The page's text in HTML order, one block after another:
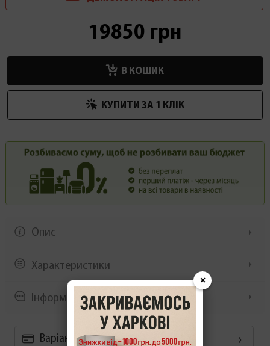
19850 грн
В КОШИК
КУПИТИ ЗА 1 КЛIК
Опис
Характеристики
Інформація/демонстрація
Варіанти оплати
×